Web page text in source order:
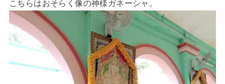
こちらはおそらく像の神様ガネーシャ。